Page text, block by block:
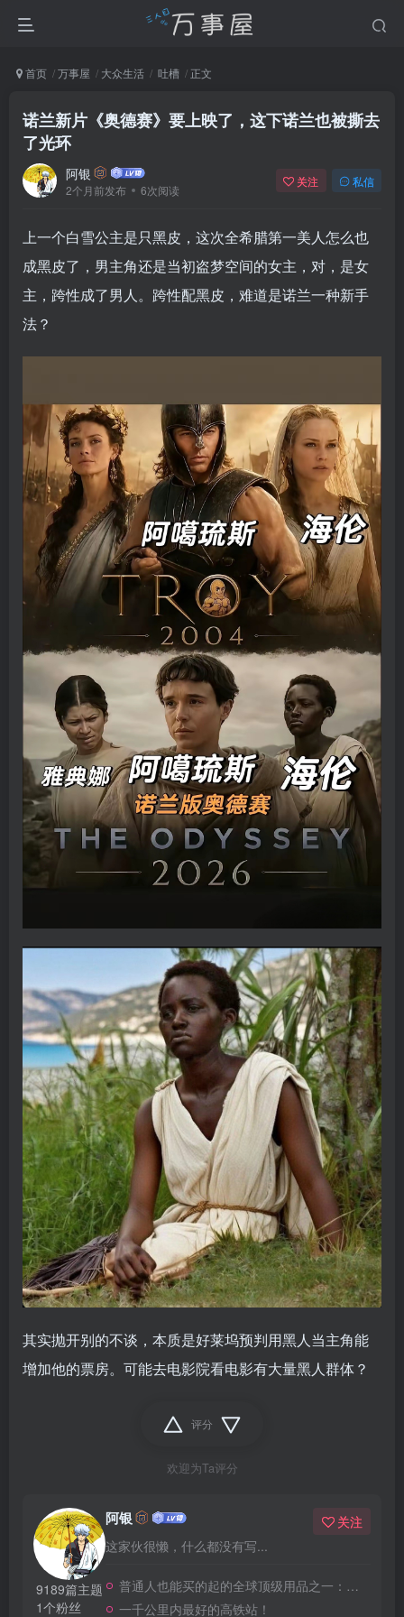
首页 万事屋 大众生活 吐槽 正文
诺兰新片《奥德赛》要上映了，这下诺兰也被撕去
了光环
阿银
2个月前发布 6次阅读
关注 私信
上一个白雪公主是只黑皮，这次全希腊第一美人怎么也
成黑皮了，男主角还是当初盗梦空间的女主，对，是女
主，跨性成了男人。跨性配黑皮，难道是诺兰一种新手
法？
其实抛开别的不谈，本质是好莱坞预判用黑人当主角能
增加他的票房。可能去电影院看电影有大量黑人群体？
评分
欢迎为Ta评分
9189篇主题
1个粉丝
阿银
这家伙很懒，什么都没有写...
关注
普通人也能买的起的全球顶级用品之一：WD-40润滑除锈剂！
一千公里内最好的高铁站！